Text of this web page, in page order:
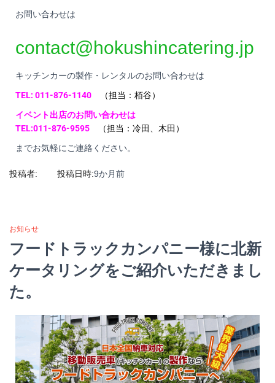
お問い合わせは
contact@hokushincatering.jp
キッチンカーの製作・レンタルのお問い合わせは
TEL: 011-876-1140
（担当：栢谷）
イベント出店のお問い合わせは
TEL:011-876-9595
（担当：冷田、木田）
までお気軽にご連絡ください。
投稿者: 投稿日時:9か月前
お知らせ
フードトラックカンパニー様に北新
ケータリングをご紹介いただきまし
た。